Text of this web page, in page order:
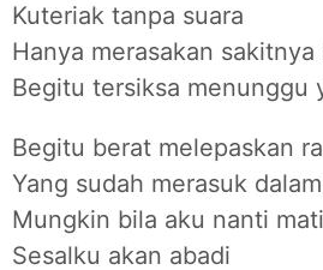
Kuteriak tanpa suara
Hanya merasakan sakitnya
Begitu tersiksa menunggu
Begitu berat melepaskan
Yang sudah merasuk
Mungkin bila aku nanti mati
Sesalku akan abadi